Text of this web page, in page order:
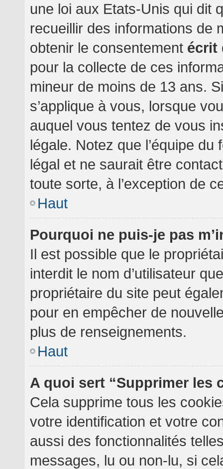
une loi aux Etats-Unis qui dit
recueillir des informations de
obtenir le consentement écrit
pour la collecte de ces
mineur de moins de 13 ans.
s’applique à vous, lorsque
auquel vous tentez de vous
légale. Notez que l’équipe
légal et ne saurait être
toute sorte, à l’exception de
Haut
Pourquoi ne puis-je pas
Il est possible que le
interdit le nom d’utilisateur
propriétaire du site peut
pour en empêcher de
plus de renseignements.
Haut
A quoi sert “Supprimer les
Cela supprime tous les
votre identification et votre
aussi des fonctionnalités
messages, lu ou non-lu, si